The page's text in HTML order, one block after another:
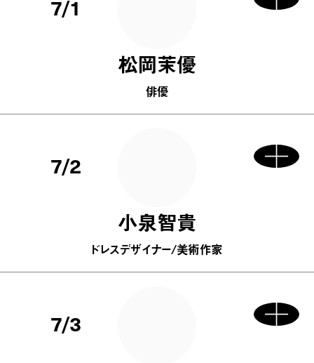
7/1
松岡茉優
俳優
7/2
小泉智貴
ドレスデザイナー/美術作家
7/3